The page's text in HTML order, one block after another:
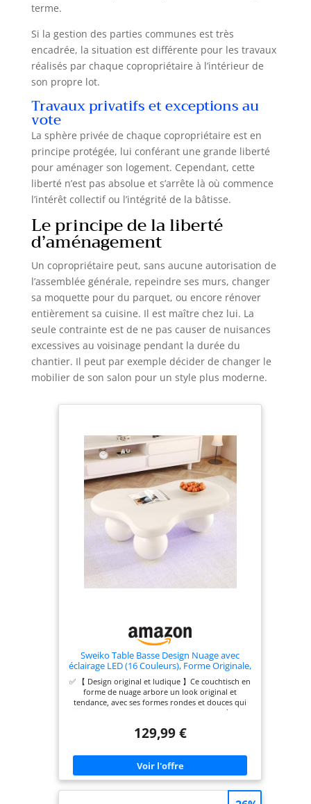
terme.
Si la gestion des parties communes est très
encadrée, la situation est différente pour les travaux
réalisés par chaque copropriétaire à l’intérieur de
son propre lot.
Travaux privatifs et exceptions au
vote
La sphère privée de chaque copropriétaire est en
principe protégée, lui conférant une grande liberté
pour aménager son logement. Cependant, cette
liberté n’est pas absolue et s’arrête là où commence
l’intérêt collectif ou l’intégrité de la bâtisse.
Le principe de la liberté
d’aménagement
Un copropriétaire peut, sans aucune autorisation de
l’assemblée générale, repeindre ses murs, changer
sa moquette pour du parquet, ou encore rénover
entièrement sa cuisine. Il est maître chez lui. La
seule contrainte est de ne pas causer de nuisances
excessives au voisinage pendant la durée du
chantier. Il peut par exemple décider de changer le
mobilier de son salon pour un style plus moderne.
Sweiko Table Basse Design Nuage avec
éclairage LED (16 Couleurs), Forme Originale,
Pieds arrondis, Idéale pour Salon Moderne
et Chambre d'enfant,Plateau Style Cloud
Lumineux (White)
✅ 【 Design original et ludique 】Ce couchtisch en
forme de nuage arbore un look original et
tendance, avec ses formes rondes et douces qui
ajoutent une touche enfantine et moderne à votre
scandinave, Cream Style ou déco tendre et
ruban LED intégré avec 16 couleurs au choix, ce
meuble permet de créer une ambiance
chaleureuse, romantique ou dynamique, selon
129,99 €